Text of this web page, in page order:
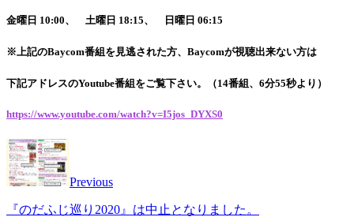
金曜日 10:00、 土曜日 18:15、 日曜日 06:15
※上記のBaycom番組を見逃された方、Baycomが視聴出来ない方は
下記アドレスのYoutube番組をご覧下さい。（14番組、6分55秒より）
https://www.youtube.com/watch?v=I5jos_DYXS0
Previous
『のだふじ巡り2020』は中止となりました。